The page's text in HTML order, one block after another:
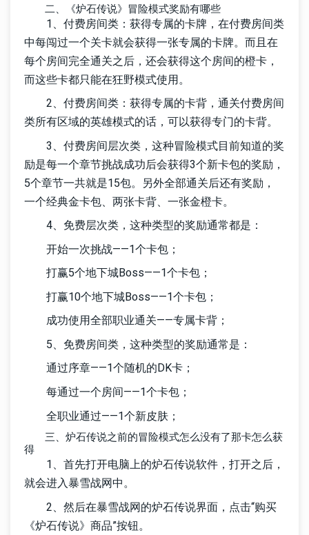
二、《炉石传说》冒险模式奖励有哪些
1、付费房间类：获得专属的卡牌，在付费房间类
中每闯过一个关卡就会获得一张专属的卡牌。而且在
每个房间完全通关之后，还会获得这个房间的橙卡，
而这些卡都只能在狂野模式使用。
2、付费房间类：获得专属的卡背，通关付费房间
类所有区域的英雄模式的话，可以获得专门的卡背。
3、付费房间层次类，这种冒险模式目前知道的奖
励是每一个章节挑战成功后会获得3个新卡包的奖励，
5个章节一共就是15包。另外全部通关后还有奖励，
一个经典金卡包、两张卡背、一张金橙卡。
4、免费层次类，这种类型的奖励通常都是：
开始一次挑战——1个卡包；
打赢5个地下城Boss——1个卡包；
打赢10个地下城Boss——1个卡包；
成功使用全部职业通关——专属卡背；
5、免费房间类，这种类型的奖励通常是：
通过序章——1个随机的DK卡；
每通过一个房间——1个卡包；
全职业通过——1个新皮肤；
三、炉石传说之前的冒险模式怎么没有了那卡怎么获
得
1、首先打开电脑上的炉石传说软件，打开之后，
就会进入暴雪战网中。
2、然后在暴雪战网的炉石传说界面，点击“购买
《炉石传说》商品”按钮。